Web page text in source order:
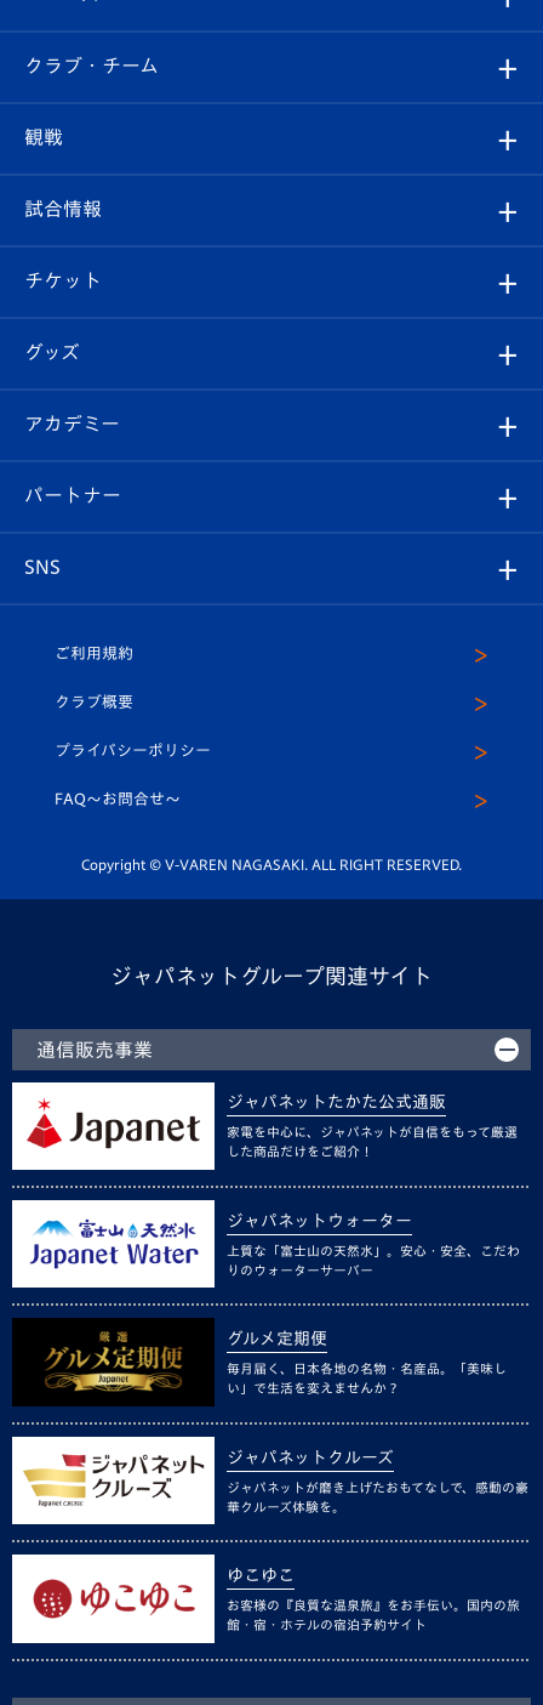
すべて
クラブ
試合情報
チケット
イベント
メディア
ホームタウン
クラブ・チーム
クラブ概要
エンブレム紹介
スタッフプロフィール
マスコット紹介
平和祈念活動
ホームタウン活動
観戦
観戦ルール
はじめての観戦ガイド
Revive Team
ヴィヴィくんの長崎おもてなしガイド
試合情報
試合日程/結果
フォトギャラリー
スタジアムグルメ
チケット
チケット
V-LOVERS（ファンクラブ）
プレイヤーズスイート
グッズ
オンラインショップ
店舗情報
アカデミー
育成からのお知らせ
U-18
スクール
パートナー
SNS
ヴィヴィくんインスタグラム
公式LINE＠
ご利用規約
クラブ概要
プライバシーポリシー
FAQ〜お問合せ〜
Copyright © V-VAREN NAGASAKI. ALL RIGHT RESERVED.
ジャパネットグループ関連サイト
通信販売事業
ジャパネットたかた公式通販
家電を中心に、ジャパネットが自信をもって厳選
した商品だけをご紹介！
ジャパネットウォーター
上質な「富士山の天然水」。安心・安全、こだわ
りのウォーターサーバー
グルメ定期便
毎月届く、日本各地の名物・名産品。「美味し
い」で生活を変えませんか？
ジャパネットクルーズ
ジャパネットが磨き上げたおもてなしで、感動の豪
華クルーズ体験を。
ゆこゆこ
お客様の『良質な温泉旅』をお手伝い。国内の旅
館・宿・ホテルの宿泊予約サイト